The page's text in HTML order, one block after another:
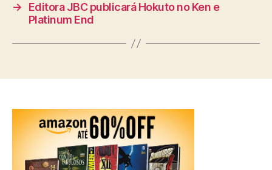
→
Editora JBC publicará Hokuto no Ken e
Platinum End